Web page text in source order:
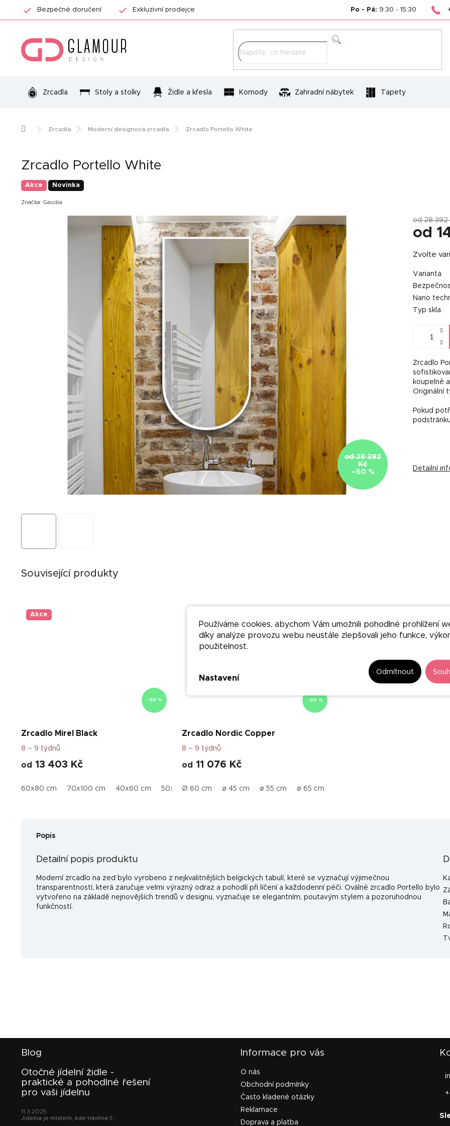
Používáme cookies, abychom Vám umožnili pohodlné prohlížení
díky analýze provozu webu neustále zlepšovali jeho funkce,
použitelnost.
Nastavení
Odmítnout
Bezpečné doručení Exkluzivní prodejce Po - Pá: 9:30 - 15:30
Zrcadla Stoly a stolky Židle a křesla Komody Zahradní nábytek Tapety
Domů Zrcadla Moderní designová zrcadla Zrcadlo Portello White
Zrcadlo Portello White
Akce Novinka
Značka: Gaudia
od 28 392
Kč
–50 %
od 28 392
od
cena:
Zvolte
Varianta
Nano
Typ skla
Zrcadlo
koupelně
Originální
Pokud
podstránku
Detailní
Související produkty
Akce
–50 %
Zrcadlo Mirel Black
8 – 9 týdnů
od 13 403 Kč
60x80 cm 70x100 cm 40x60 cm 50x100 cm 50x130 cm 50x80 cm 60x100 cm
–50 %
Zrcadlo Nordic Copper
8 – 9 týdnů
od 11 076 Kč
Ø 60 cm ø 45 cm ø 55 cm ø 65 cm
Popis
Detailní popis produktu
Moderní zrcadlo na zeď bylo vyrobeno z nejkvalitnějších belgických tabulí, které se vyznačují výjimečnou
transparentností, která zaručuje velmi výrazný odraz a pohodlí při líčení a každodenní péči. Oválné zrcadlo Portello bylo
vytvořeno na základě nejnovějších trendů v designu, vyznačuje se elegantním, poutavým stylem a pozoruhodnou
funkčností.
Blog
Otočné jídelní židle -
praktické a pohodlné řešení
pro vaši jídelnu
11.3.2025
Jídelna je místem, kde trávíme č...
Informace pro vás
O nás
Obchodní podmínky
Často kladené otázky
Reklamace
Doprava a platba